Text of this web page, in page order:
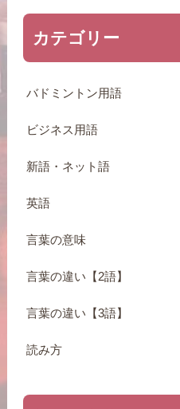
カテゴリー
バドミントン用語
ビジネス用語
新語・ネット語
英語
言葉の意味
言葉の違い【2語】
言葉の違い【3語】
読み方